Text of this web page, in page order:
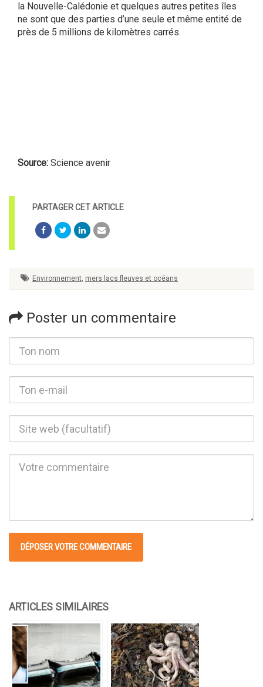
la Nouvelle-Calédonie et quelques autres petites îles
ne sont que des parties d’une seule et même entité de
près de 5 millions de kilomètres carrés.
Source: Science avenir
Environnement, mers lacs fleuves et océans
Poster un commentaire